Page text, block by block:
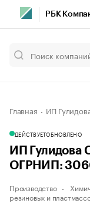
РБК
Главная ИП
ДЕЙСТВУЕТОБНОВЛЕНО
ИП Гулидова
ОГРНИП:
Производство
резиновых и